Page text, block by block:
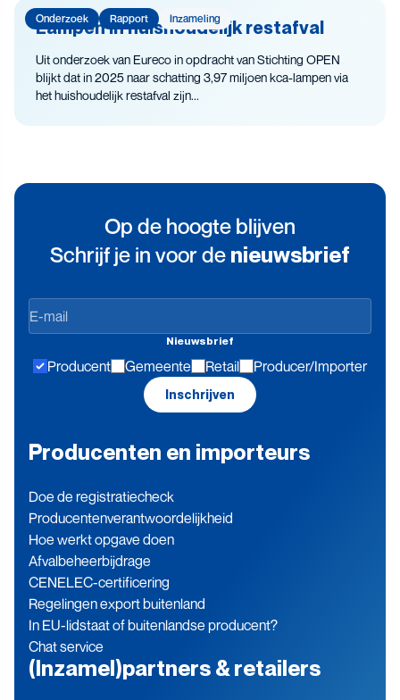
Onderzoek Rapport Inzameling
Lampen in huishoudelijk restafval
Uit onderzoek van Eureco in opdracht van Stichting OPEN
blijkt dat in 2025 naar schatting 3,97 miljoen kca-lampen via
het huishoudelijk restafval zijn...
Op de hoogte blijven
Schrijf je in voor de nieuwsbrief
Op
de
blijven
Nieuwsbrief
Producent Gemeente Retail Producer/Importer
Inschrijven
Producenten en importeurs
Doe de registratiecheck
Producenten­verantwoordelijkheid
Hoe werkt opgave doen
Afvalbeheerbijdrage
CENELEC-certificering
Regelingen export buitenland
In EU-lidstaat of buitenlandse producent?
Chat service
(Inzamel)partners & retailers